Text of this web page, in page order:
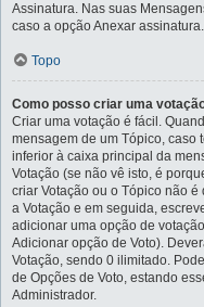
Assinatura. Nas suas
caso a opção Anexar assinatura.
Topo
Como posso criar uma
Criar uma votação é fácil.
mensagem de um Tópico, caso
inferior à caixa principal da
Votação (se não vê isto, é
criar Votação ou o Tópico não
a Votação e em seguida,
adicionar uma opção de
Adicionar opção de Voto).
Votação, sendo 0 ilimitado.
de Opções de Voto, estando
Administrador.